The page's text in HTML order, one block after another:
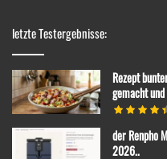
letzte Testergebnisse:
Rezept
gemacht
der Renpho
2026..